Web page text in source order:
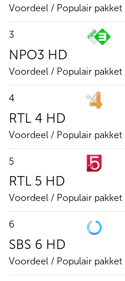
Voordeel / Populair pakket
3
NPO3 HD
Voordeel / Populair pakket
4
RTL 4 HD
Voordeel / Populair pakket
5
RTL 5 HD
Voordeel / Populair pakket
6
SBS 6 HD
Voordeel / Populair pakket